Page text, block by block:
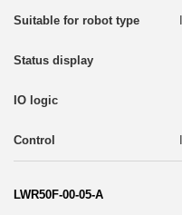
LWR50F-00-05-A